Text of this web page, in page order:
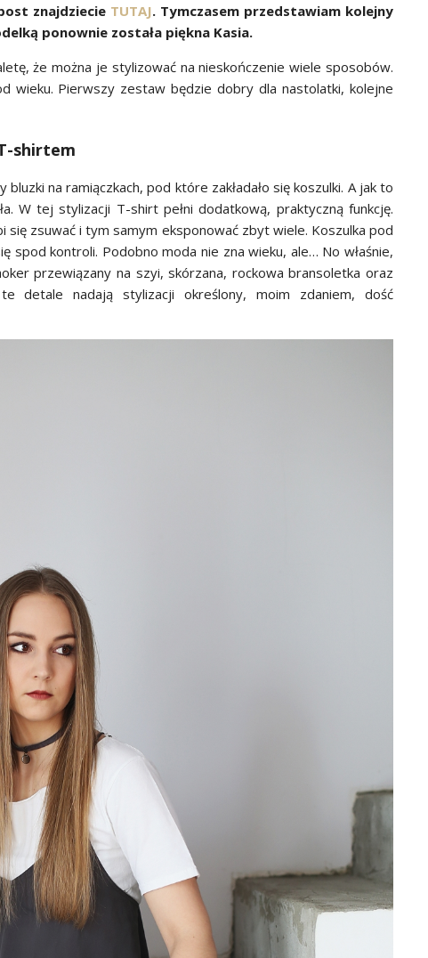
znajdziecie TUTAJ. Tymczasem przedstawiam kolejny
ponownie została piękna Kasia.
że można je stylizować na nieskończenie wiele sposobów.
wieku. Pierwszy zestaw będzie dobry dla nastolatki, kolejne
shirtem
na ramiączkach, pod które zakładało się koszulki. A jak to
W tej stylizacji T-shirt pełni dodatkową, praktyczną funkcję.
się zsuwać i tym samym eksponować zbyt wiele. Koszulka pod
spod kontroli. Podobno moda nie zna wieku, ale… No właśnie,
przewiązany na szyi, skórzana, rockowa bransoletka oraz
detale nadają stylizacji określony, moim zdaniem, dość